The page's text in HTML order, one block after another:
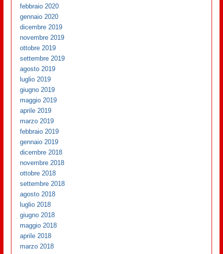
febbraio 2020
gennaio 2020
dicembre 2019
novembre 2019
ottobre 2019
settembre 2019
agosto 2019
luglio 2019
giugno 2019
maggio 2019
aprile 2019
marzo 2019
febbraio 2019
gennaio 2019
dicembre 2018
novembre 2018
ottobre 2018
settembre 2018
agosto 2018
luglio 2018
giugno 2018
maggio 2018
aprile 2018
marzo 2018